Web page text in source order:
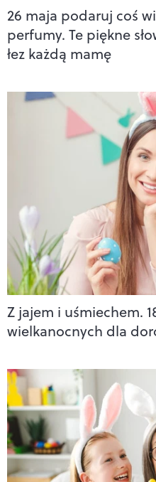
26 maja podaruj coś
perfumy. Te piękne
łez każdą mamę
Z jajem i uśmiechem.
wielkanocnych dla